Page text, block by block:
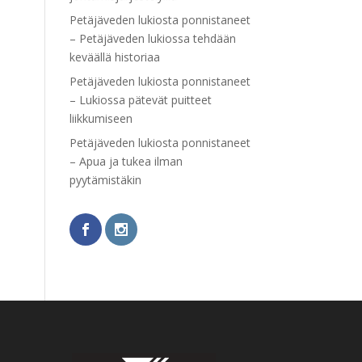
Petäjäveden lukiosta ponnistaneet
– Petäjäveden lukiossa tehdään
keväällä historiaa
Petäjäveden lukiosta ponnistaneet
– Lukiossa pätevät puitteet
liikkumiseen
Petäjäveden lukiosta ponnistaneet
– Apua ja tukea ilman
pyytämistäkin